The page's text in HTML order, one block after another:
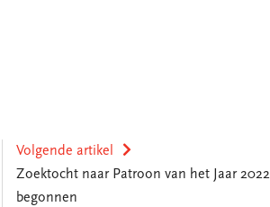
Volgende artikel
Zoektocht naar Patroon van het Jaar 2022
begonnen